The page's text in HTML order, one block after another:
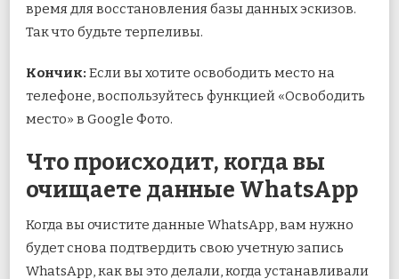
время для восстановления базы данных эскизов.
Так что будьте терпеливы.
Кончик: Если вы хотите освободить место на
телефоне, воспользуйтесь функцией «Освободить
место» в Google Фото.
Что происходит, когда вы
очищаете данные WhatsApp
Когда вы очистите данные WhatsApp, вам нужно
будет снова подтвердить свою учетную запись
WhatsApp, как вы это делали, когда устанавливали